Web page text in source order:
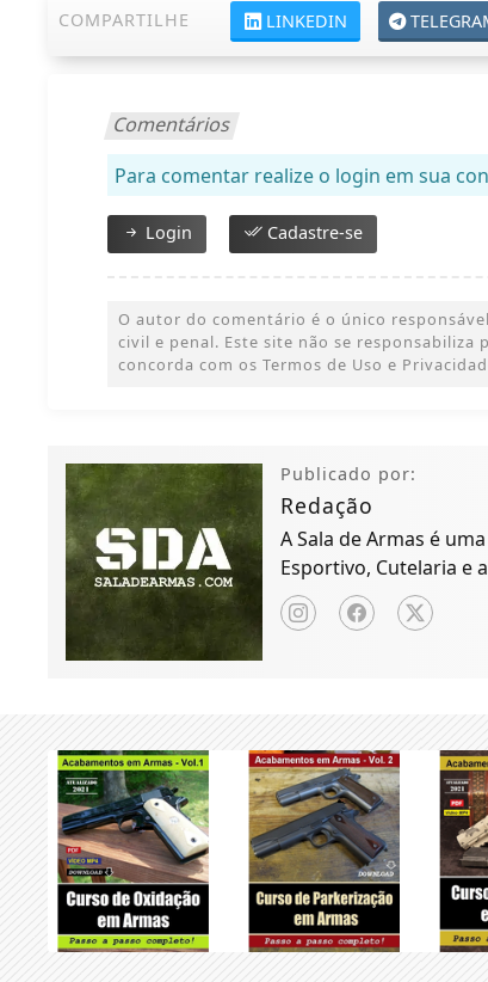
COMPARTILHE LINKEDIN
Comentários
Para comentar realize o login em sua
Login Cadastre-se
O autor do comentário é o único
civil e penal. Este site não se responsabiliza
concorda com os Termos de Uso e
Publicado por:
Redação
A Sala de Armas é
Esportivo, Cutelaria e